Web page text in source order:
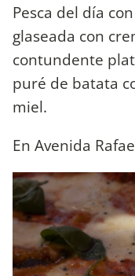
Pesca del día
glaseada con
contundente
puré de batata
miel.
En Avenida